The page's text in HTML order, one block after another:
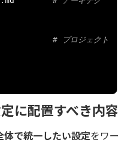
# プロジェクト
に配置すべき内容
体で統一したい設定をワー